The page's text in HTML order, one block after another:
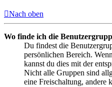
Nach oben
Wo finde ich die
Du findest die
persönlichen Bereich.
kannst du dies mit der
Nicht alle Gruppen sind
eine Freischaltung, andere